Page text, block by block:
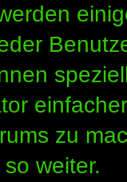
zu
weiter.